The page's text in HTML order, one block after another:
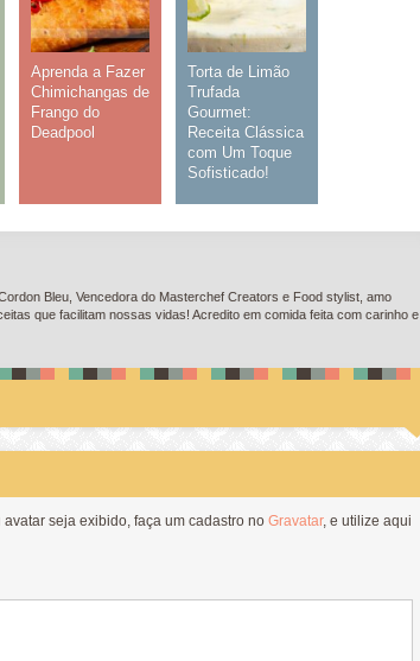
Aprenda a Fazer
Chimichangas de
Frango do
Deadpool
Torta de Limão
Trufada
Gourmet:
Receita Clássica
com Um Toque
Sofisticado!
Bleu, Vencedora do Masterchef Creators e Food stylist, amo
que facilitam nossas vidas! Acredito em comida feita com carinho e
avatar seja exibido, faça um cadastro no Gravatar, e utilize aqui